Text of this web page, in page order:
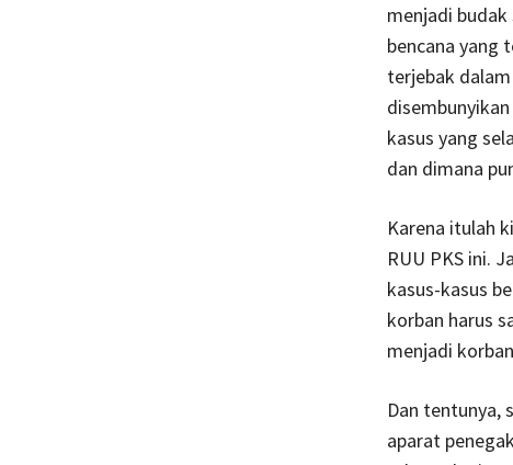
menjadi budak
bencana yang
terjebak
kasus yang
dan dimana
Karena itulah
RUU PKS ini.
kasus-kasus
korban harus
menjadi
Dan tentunya,
aparat